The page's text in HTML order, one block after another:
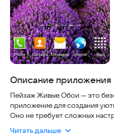
Описание приложения
Пейзаж Живые Обои — это
приложение для создания
Оно не требует сложных
Приложение предлагает
Читать дальше